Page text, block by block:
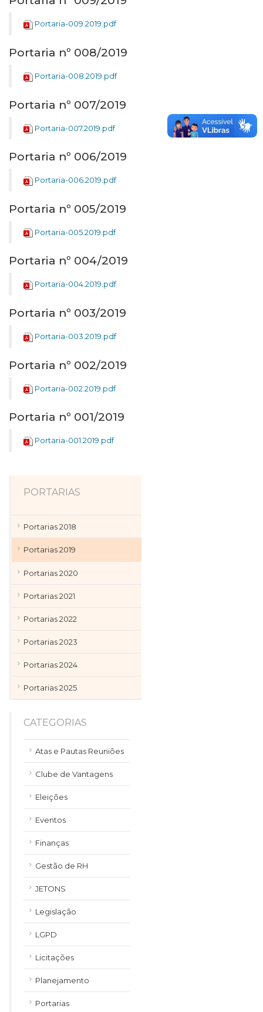
Portaria-009.2019.pdf
Portaria nº 008/2019
Portaria-008.2019.pdf
Portaria nº 007/2019
Portaria-007.2019.pdf
Portaria nº 006/2019
Portaria-006.2019.pdf
Portaria nº 005/2019
Portaria-005.2019.pdf
Portaria nº 004/2019
Portaria-004.2019.pdf
Portaria nº 003/2019
Portaria-003.2019.pdf
Portaria nº 002/2019
Portaria-002.2019.pdf
Portaria nº 001/2019
Portaria-001.2019.pdf
PORTARIAS
Portarias 2018
Portarias 2019
Portarias 2020
Portarias 2021
Portarias 2022
Portarias 2023
Portarias 2024
Portarias 2025
CATEGORIAS
Atas e Pautas Reuniões
Clube de Vantagens
Eleições
Eventos
Finanças
Gestão de RH
JETONS
Legislação
LGPD
Licitações
Planejamento
Portarias